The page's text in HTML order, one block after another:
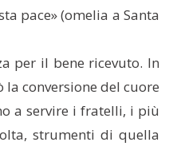
pace» (omelia a Santa
per il bene ricevuto. In
conversione del cuore
a servire i fratelli, i più
strumenti di quella